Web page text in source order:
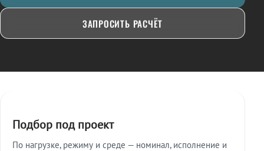
ЗАПРОСИТЬ РАСЧЁТ
Подбор под проект
По нагрузке, режиму и среде — номинал, исполнение и